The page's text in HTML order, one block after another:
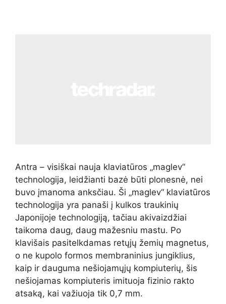
Antra – visiškai nauja klaviatūros „maglev“
technologija, leidžianti bazė būti plonesnė, nei
buvo įmanoma anksčiau. Ši „maglev“ klaviatūros
technologija yra panaši į kulkos traukinių
Japonijoje technologiją, tačiau akivaizdžiai
taikoma daug, daug mažesniu mastu. Po
klavišais pasitelkdamas retųjų žemių magnetus,
o ne kupolo formos membraninius jungiklius,
kaip ir dauguma nešiojamųjų kompiuterių, šis
nešiojamas kompiuteris imituoja fizinio rakto
atsaką, kai važiuoja tik 0,7 mm.